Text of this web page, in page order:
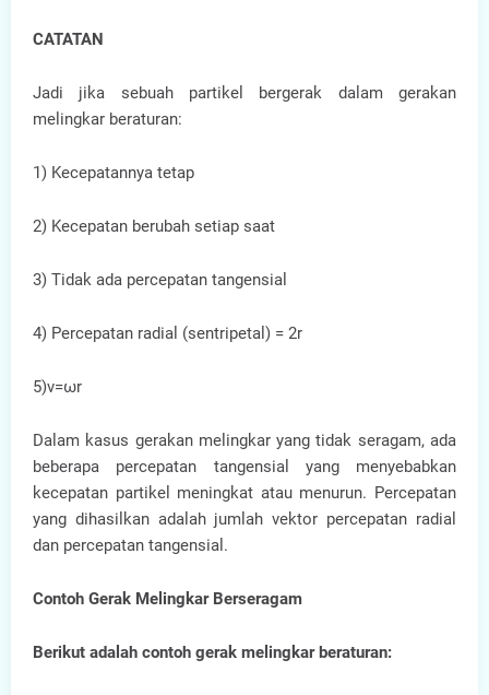
CATATAN
Jadi jika sebuah partikel bergerak dalam gerakan
melingkar beraturan:
1) Kecepatannya tetap
2) Kecepatan berubah setiap saat
3) Tidak ada percepatan tangensial
4) Percepatan radial (sentripetal) = 2r
5)v=ωr
Dalam kasus gerakan melingkar yang tidak seragam, ada
beberapa percepatan tangensial yang menyebabkan
kecepatan partikel meningkat atau menurun. Percepatan
yang dihasilkan adalah jumlah vektor percepatan radial
dan percepatan tangensial.
Contoh Gerak Melingkar Berseragam
Berikut adalah contoh gerak melingkar beraturan: